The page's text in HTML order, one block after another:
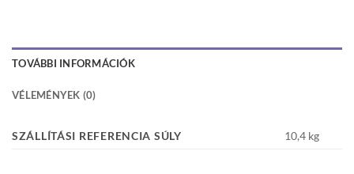
TOVÁBBI INFORMÁCIÓK
VÉLEMÉNYEK (0)
SZÁLLÍTÁSI REFERENCIA SÚLY 10,4 kg